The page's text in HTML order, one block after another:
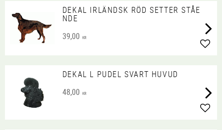
DEKAL IRLÄNDSK RÖD SETTER STÅE
NDE
39,00 KR
DEKAL L PUDEL SVART HUVUD
48,00 KR